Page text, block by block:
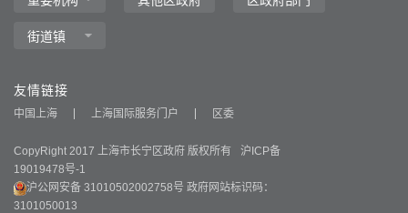
友情链接
中国上海 上海国际服务门户 区委
CopyRight 2017 上海市长宁区政府 版权所有
沪ICP备
19019478号-1
沪公网安备 31010502002758号 政府网站标识码：
3101050013